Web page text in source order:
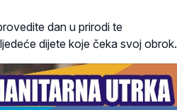
dan u prirodi te
dijete koje čeka svoj obrok.